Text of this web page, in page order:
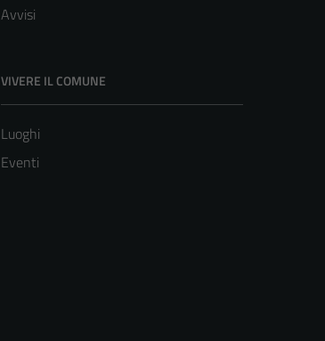
Avvisi
VIVERE IL COMUNE
Luoghi
Eventi